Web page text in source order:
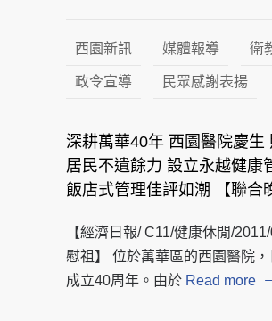
西園新訊 媒體報導 衛
政令宣導 民眾感謝表揚
深耕萬華40年 西園醫院慶生
居民不遺餘力 設立永越健康
飯店式管理佳評如潮 【聯合
【經濟日報/ C11/健康休閒/
慰祖】 位於萬華區的西園醫院
成立40周年。由於 Read more